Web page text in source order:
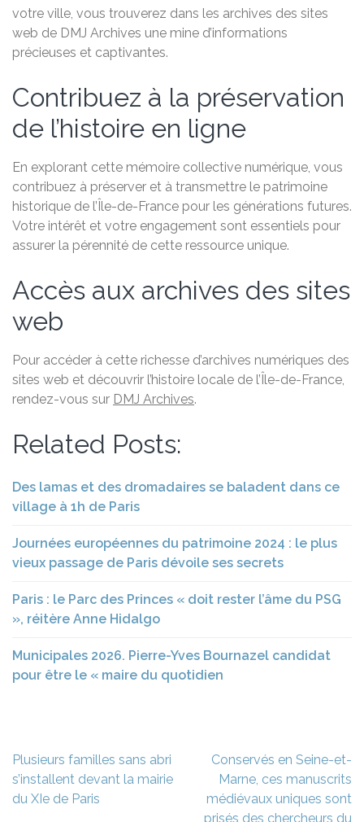
votre ville, vous trouverez dans les archives des sites
web de DMJ Archives une mine d’informations
précieuses et captivantes.
Contribuez à la préservation
de l’histoire en ligne
En explorant cette mémoire collective numérique, vous
contribuez à préserver et à transmettre le patrimoine
historique de l’Île-de-France pour les générations futures.
Votre intérêt et votre engagement sont essentiels pour
assurer la pérennité de cette ressource unique.
Accès aux archives des sites
web
Pour accéder à cette richesse d’archives numériques des
sites web et découvrir l’histoire locale de l’Île-de-France,
rendez-vous sur DMJ Archives.
Related Posts:
Des lamas et des dromadaires se baladent dans ce
village à 1h de Paris
Journées européennes du patrimoine 2024 : le plus
vieux passage de Paris dévoile ses secrets
Paris : le Parc des Princes « doit rester l’âme du PSG
», réitère Anne Hidalgo
Municipales 2026. Pierre-Yves Bournazel candidat
pour être le « maire du quotidien
Navigation
de
l’article
Plusieurs familles sans abri
s’installent devant la mairie
du XIe de Paris
Conservés en Seine-et-
Marne, ces manuscrits
médiévaux uniques sont
prisés des chercheurs du